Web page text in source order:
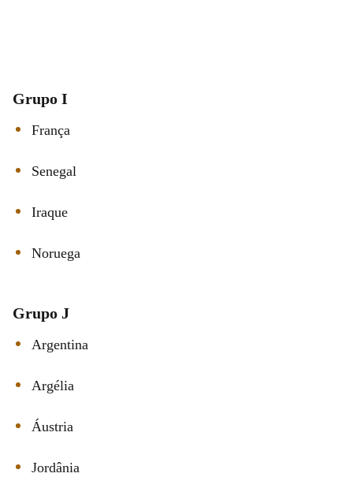
Grupo I
França
Senegal
Iraque
Noruega
Grupo J
Argentina
Argélia
Áustria
Jordânia